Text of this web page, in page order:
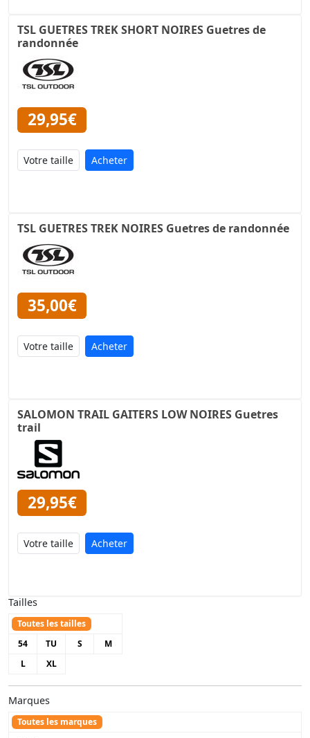
TSL GUETRES TREK SHORT NOIRES Guetres de
randonnée
29,95€
Acheter
TSL GUETRES TREK NOIRES Guetres de randonnée
35,00€
Acheter
SALOMON TRAIL GAITERS LOW NOIRES Guetres
trail
29,95€
Acheter
Tailles
Toutes les tailles
54
TU S
M
L
XL
Marques
Toutes les marques